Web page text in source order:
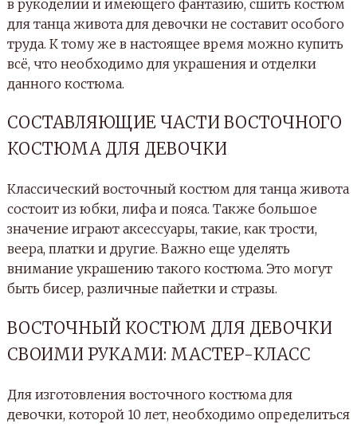
в рукоделии и имеющего фантазию, сшить костюм
для танца живота для девочки не составит особого
труда. К тому же в настоящее время можно купить
всё, что необходимо для украшения и отделки
данного костюма.
СОСТАВЛЯЮЩИЕ ЧАСТИ ВОСТОЧНОГО
КОСТЮМА ДЛЯ ДЕВОЧКИ
Классический восточный костюм для танца живота
состоит из юбки, лифа и пояса. Также большое
значение играют аксессуары, такие, как трости,
веера, платки и другие. Важно еще уделять
внимание украшению такого костюма. Это могут
быть бисер, различные пайетки и стразы.
ВОСТОЧНЫЙ КОСТЮМ ДЛЯ ДЕВОЧКИ
СВОИМИ РУКАМИ: МАСТЕР-КЛАСС
Для изготовления восточного костюма для
девочки, которой 10 лет, необходимо определиться